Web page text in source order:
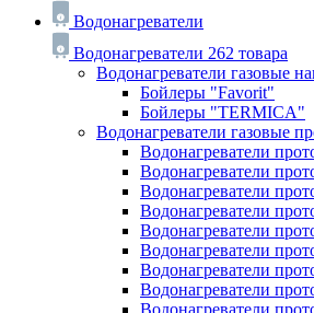
Водонагреватели
Водонагреватели 262 товара
Водонагреватели газовые
Бойлеры "Favorit"
Бойлеры "TERMICA"
Водонагреватели газовые
Водонагреватели
Водонагреватели
Водонагреватели
Водонагреватели
Водонагреватели
Водонагреватели
Водонагреватели
Водонагреватели
Водонагреватели